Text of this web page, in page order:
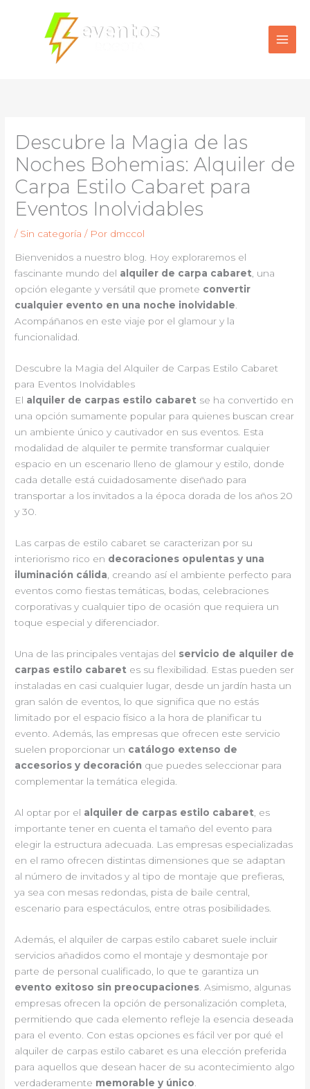
contenido
Descubre la Magia de las
Noches Bohemias: Alquiler de
Carpa Estilo Cabaret para
Eventos Inolvidables
/ Sin categoría / Por dmccol
Bienvenidos a nuestro blog. Hoy exploraremos el
fascinante mundo del alquiler de carpa cabaret, una
opción elegante y versátil que promete convertir
cualquier evento en una noche inolvidable.
Acompáñanos en este viaje por el glamour y la
funcionalidad.
Descubre la Magia del Alquiler de Carpas Estilo Cabaret
para Eventos Inolvidables
El alquiler de carpas estilo cabaret se ha convertido en
una opción sumamente popular para quienes buscan crear
un ambiente único y cautivador en sus eventos. Esta
modalidad de alquiler te permite transformar cualquier
espacio en un escenario lleno de glamour y estilo, donde
cada detalle está cuidadosamente diseñado para
transportar a los invitados a la época dorada de los años 20
y 30.
Las carpas de estilo cabaret se caracterizan por su
interiorismo rico en decoraciones opulentas y una
iluminación cálida , creando así el ambiente perfecto para
eventos como fiestas temáticas, bodas, celebraciones
corporativas y cualquier tipo de ocasión que requiera un
toque especial y diferenciador.
Una de las principales ventajas del servicio de alquiler de
carpas estilo cabaret es su flexibilidad. Estas pueden ser
instaladas en casi cualquier lugar, desde un jardín hasta un
gran salón de eventos, lo que significa que no estás
limitado por el espacio físico a la hora de planificar tu
evento. Además, las empresas que ofrecen este servicio
suelen proporcionar un catálogo extenso de
accesorios y decoración que puedes seleccionar para
complementar la temática elegida.
Al optar por el alquiler de carpas estilo cabaret , es
importante tener en cuenta el tamaño del evento para
elegir la estructura adecuada. Las empresas especializadas
en el ramo ofrecen distintas dimensiones que se adaptan
al número de invitados y al tipo de montaje que prefieras,
ya sea con mesas redondas, pista de baile central,
escenario para espectáculos, entre otras posibilidades.
Además, el alquiler de carpas estilo cabaret suele incluir
servicios añadidos como el montaje y desmontaje por
parte de personal cualificado, lo que te garantiza un
evento exitoso sin preocupaciones . Asimismo, algunas
empresas ofrecen la opción de personalización completa,
permitiendo que cada elemento refleje la esencia deseada
para el evento. Con estas opciones es fácil ver por qué el
alquiler de carpas estilo cabaret es una elección preferida
para aquellos que desean hacer de su acontecimiento algo
verdaderamente memorable y único